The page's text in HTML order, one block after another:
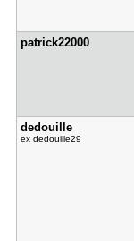
patrick220​00
dedouille
ex dedouille29